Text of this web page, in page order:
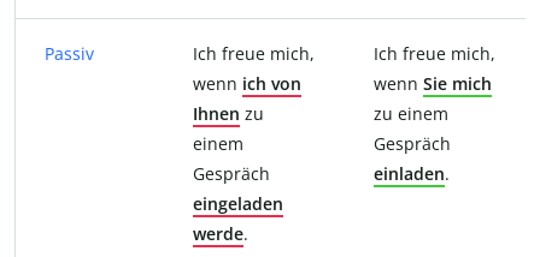
Passiv
Ich freue mich,
wenn ich von
Ihnen zu
einem
Gespräch
eingeladen
werde.
Ich freue mich,
wenn Sie mich
zu einem
Gespräch
einladen.